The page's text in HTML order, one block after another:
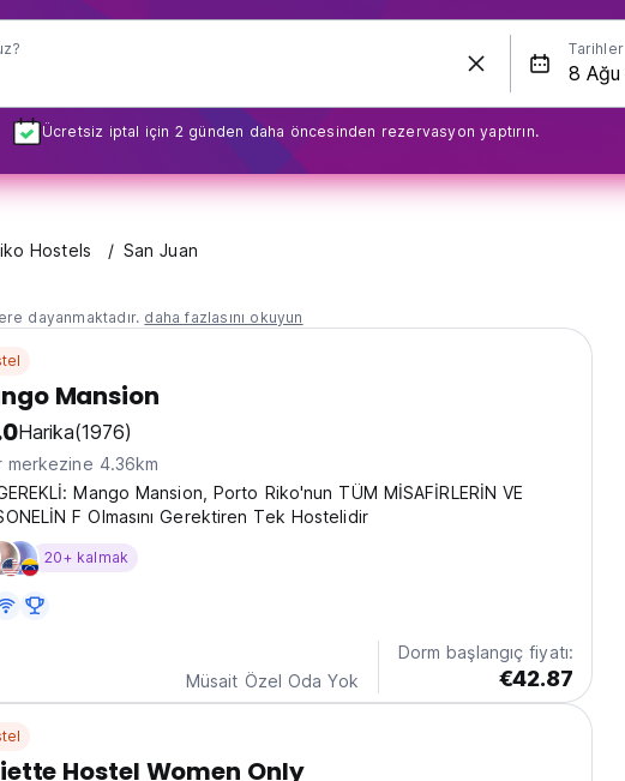
Tarihler
Ücretsiz iptal için 2 günden daha öncesinden rezervasyon yaptırın.
Hostels San Juan
dayanmaktadır. daha fazlasını okuyun
Mansion
Harika(1976)
merkezine 4.36km
Mango Mansion, Porto Riko'nun TÜM MİSAFİRLERİN VE
F Olmasını Gerektiren Tek Hostelidir
20+ kalmak
Müsait Özel Oda Yok
Dorm başlangıç fiyatı:
€42.87
Hostel Women Only